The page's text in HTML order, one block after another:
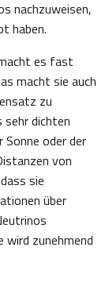
nachzuweisen,
haben.
es fast
macht sie auch
zu
sehr dichten
Sonne oder der
von
sie
über
zunehmend